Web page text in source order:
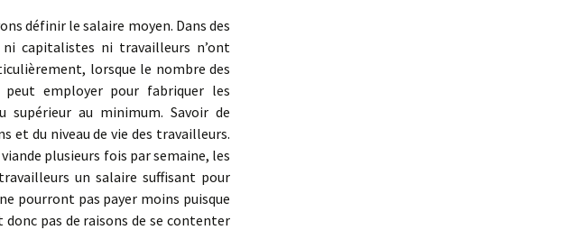
définir le salaire moyen. Dans des
ni capitalistes ni travailleurs n’ont
lorsque le nombre des
peut employer pour fabriquer les
supérieur au minimum. Savoir de
et du niveau de vie des travailleurs.
plusieurs fois par semaine, les
un salaire suffisant pour
pourront pas payer moins puisque
pas de raisons de se contenter